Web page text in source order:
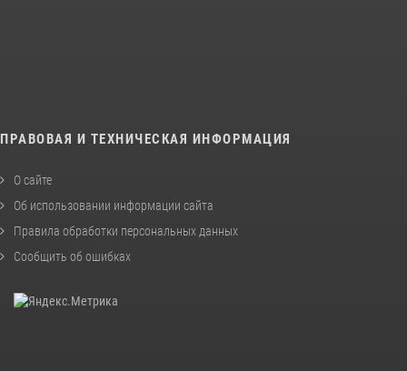
ПРАВОВАЯ И ТЕХНИЧЕСКАЯ ИНФОРМАЦИЯ
О сайте
Об использовании информации сайта
Правила обработки персональных данных
Сообщить об ошибках